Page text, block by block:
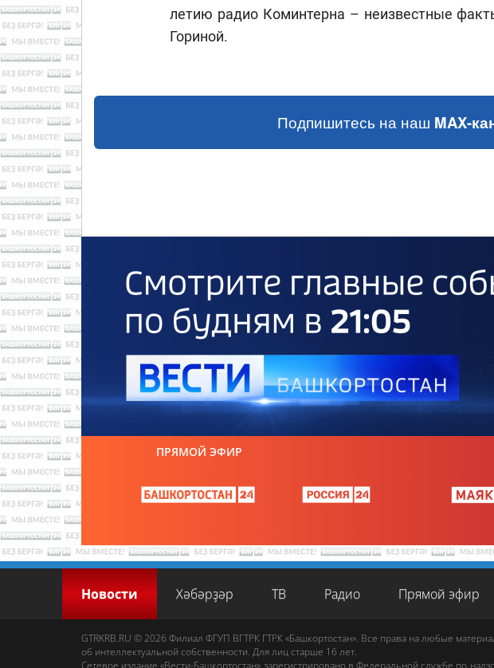
летию радио Коминтерна – неизвестные
Гориной.
Подпишитесь на наш MAX-
ПРЯМОЙ ЭФИР
Новости Хәбәрҙәр ТВ Радио Прямой эфир
GTRKRB.RU © 2026 Филиал ФГУП ВГТРК ГТРК «Башкортостан». Все права на любые
об интеллектуальной собственности. Для лиц старше 16 лет.